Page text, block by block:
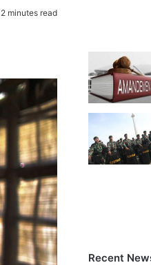
2 minutes read
Recent